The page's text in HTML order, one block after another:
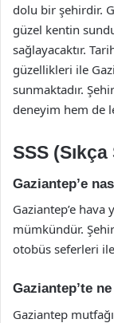
dolu bir şehirdir.
güzel kentin
sağlayacaktır.
güzellikleri ile
sunmaktadır.
deneyim hem de
SSS
Gaziantep’e
Gaziantep’e
mümkündür.
otobüs seferleri
Gaziantep’te
Gaziantep